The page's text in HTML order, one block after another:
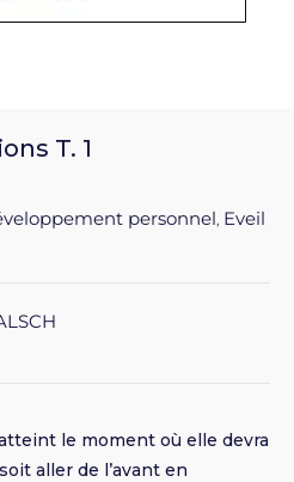
T. 1
personnel, Eveil
le moment où elle devra
aller de l’avant en